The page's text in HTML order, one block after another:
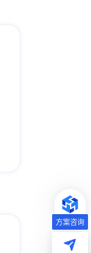
方案咨询